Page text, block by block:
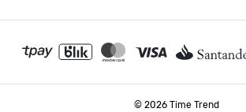
© 2026 Time Trend